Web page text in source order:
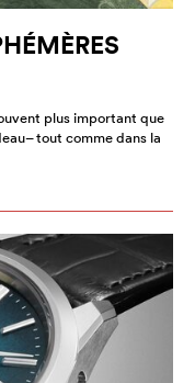
plus important que
tout comme dans la